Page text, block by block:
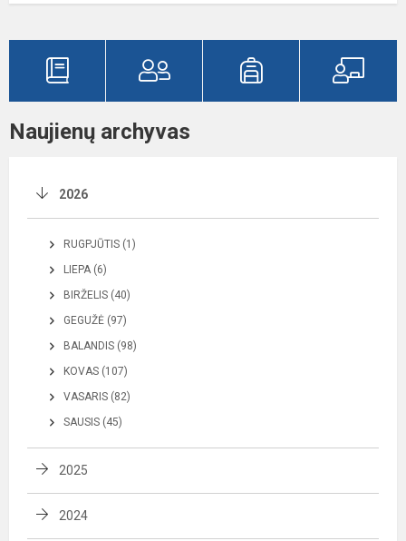
Naujienų archyvas
2026
RUGPJŪTIS (1)
LIEPA (6)
BIRŽELIS (40)
GEGUŽĖ (97)
BALANDIS (98)
KOVAS (107)
VASARIS (82)
SAUSIS (45)
2025
2024